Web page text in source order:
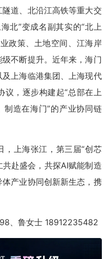
道、北沿江高铁等重大交
北”变成名副其实的“北上
政策、土地空间、江海岸
不断提升。近年来，海门
上海临港集团、上海现代
议，逐步构建起“总部在上
制造在海门”的产业协同链
上海张江，第三届“创芯
赴盛会，共探AI赋能制造
产业协同创新新生态，携
、鲁女士 18912235482